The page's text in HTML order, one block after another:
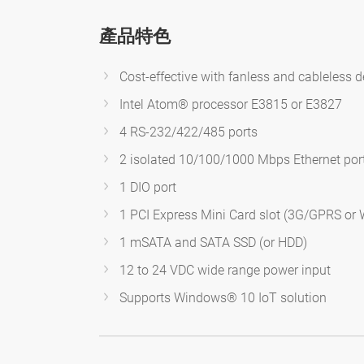
產品特色
Cost-effective with fanless and cableless
Intel Atom® processor E3815 or E3827
4 RS-232/422/485 ports
2 isolated 10/100/1000 Mbps Ethernet
1 DIO port
1 PCI Express Mini Card slot (3G/GPRS or
1 mSATA and SATA SSD (or HDD)
12 to 24 VDC wide range power input
Supports Windows® 10 IoT solution